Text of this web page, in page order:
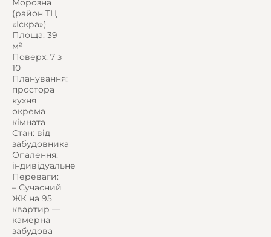
Морозна
(район ТЦ
«Іскра»)
Площа: 39
м²
Поверх: 7 з
10
Планування:
простора
кухня
окрема
кімната
Стан: від
забудовника
Опалення:
індивідуальне
Переваги:
– Сучасний
ЖК на 95
квартир —
камерна
забудова